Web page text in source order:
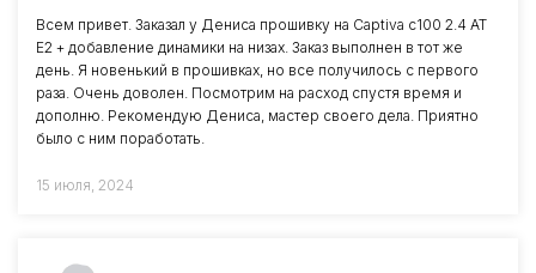
Всем привет. Заказал у Дениса прошивку на Captiva c100 2.4 AT
E2 + добавление динамики на низах. Заказ выполнен в тот же
день. Я новенький в прошивках, но все получилось с первого
раза. Очень доволен. Посмотрим на расход спустя время и
дополню. Рекомендую Дениса, мастер своего дела. Приятно
было с ним поработать.
15 июля, 2024